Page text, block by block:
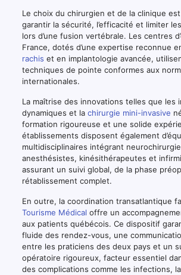
Le choix du chirurgien et de la clinique
garantir la sécurité, l’efficacité et limiter
lors d’une fusion vertébrale. Les centres
France, dotés d’une expertise reconnue
rachis et en implantologie avancée,
techniques de pointe conformes aux
internationales.
La maîtrise des innovations telles que les
dynamiques et la chirurgie mini-invasive
formation rigoureuse et une solide
établissements disposent également
multidisciplinaires intégrant
anesthésistes, kinésithérapeutes et
assurant un suivi global, de la phase
rétablissement complet.
En outre, la coordination transatlantique
Tourisme Médical offre un
aux patients québécois. Ce dispositif
fluide des rendez-vous, une
entre les praticiens des deux pays et un
opératoire rigoureux, facteur essentiel
des complications comme les infections,